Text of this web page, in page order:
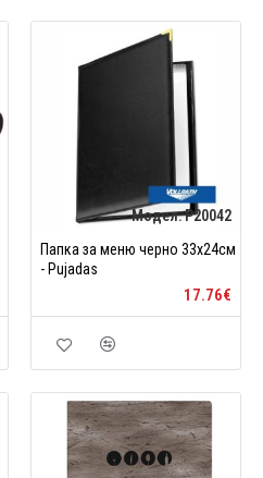
Модел:P20042
Папка за меню черно 33x24см
- Pujadas
17.76€